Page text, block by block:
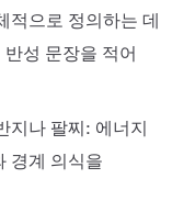
적으로 정의하는 데
성 문장을 적어
지나 팔찌: 에너지
경계 의식을